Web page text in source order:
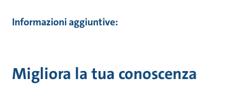
Informazioni aggiuntive:
Migliora la tua conoscenza